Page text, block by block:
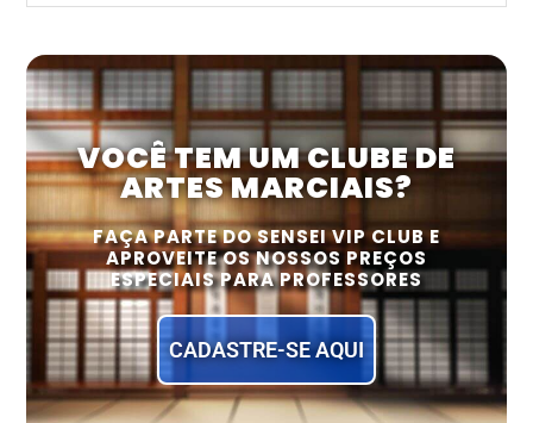
VOCÊ TEM UM CLUBE DE
ARTES MARCIAIS?
FAÇA PARTE DO SENSEI VIP CLUB E
APROVEITE OS NOSSOS PREÇOS
ESPECIAIS PARA PROFESSORES
CADASTRE-SE AQUI